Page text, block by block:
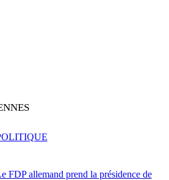
FDP allemand prend la présidence de